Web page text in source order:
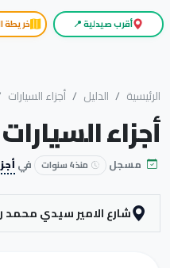
أقرب صيدلية 📍
الرئيسية الدليل أجزاء السيارات
أجزاء السيارات
مسجل منذ 4 سنوات في
شارع الامير سيدي محمد رقم 456 . قرب مسجد